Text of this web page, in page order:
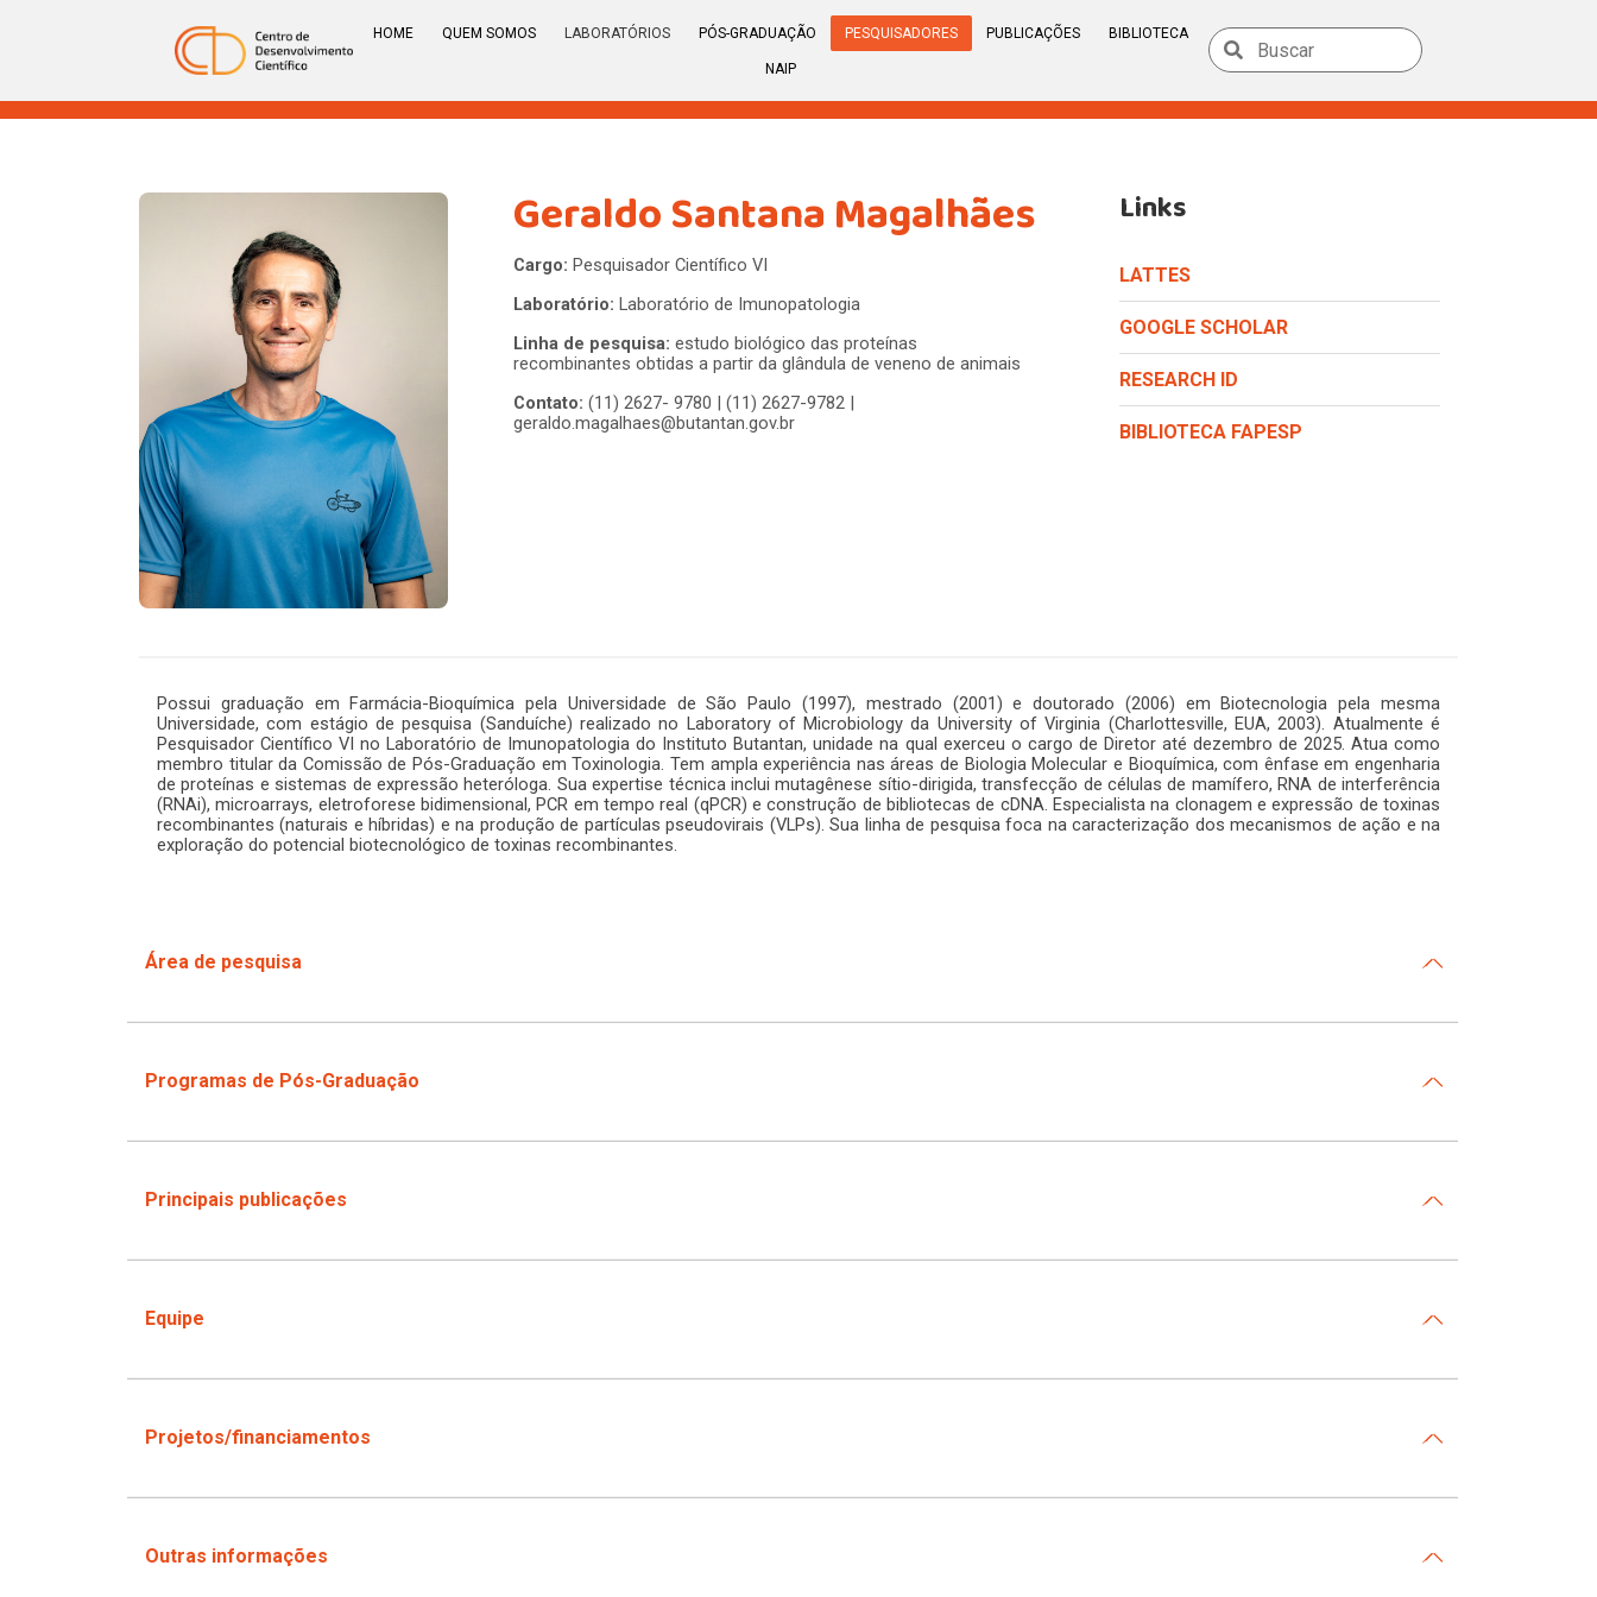
HOME QUEM SOMOS LABORATÓRIOS PÓS-GRADUAÇÃO PESQUISADORES PUBLICAÇÕES BIBLIOTECA
NAIP
Geraldo Santana Magalhães
Cargo: Pesquisador Científico VI
Laboratório: Laboratório de Imunopatologia
Linha de pesquisa: estudo biológico das proteínas
recombinantes obtidas a partir da glândula de veneno de animais
Contato: (11) 2627- 9780 | (11) 2627-9782 |
geraldo.magalhaes@butantan.gov.br
Links
LATTES
GOOGLE SCHOLAR
RESEARCH ID
BIBLIOTECA FAPESP
Possui graduação em Farmácia-Bioquímica pela Universidade de São Paulo (1997), mestrado (2001) e doutorado (2006) em Biotecnologia pela mesma
Universidade, com estágio de pesquisa (Sanduíche) realizado no Laboratory of Microbiology da University of Virginia (Charlottesville, EUA, 2003). Atualmente é
Pesquisador Científico VI no Laboratório de Imunopatologia do Instituto Butantan, unidade na qual exerceu o cargo de Diretor até dezembro de 2025. Atua como
membro titular da Comissão de Pós-Graduação em Toxinologia. Tem ampla experiência nas áreas de Biologia Molecular e Bioquímica, com ênfase em engenharia
de proteínas e sistemas de expressão heteróloga. Sua expertise técnica inclui mutagênese sítio-dirigida, transfecção de células de mamífero, RNA de interferência
(RNAi), microarrays, eletroforese bidimensional, PCR em tempo real (qPCR) e construção de bibliotecas de cDNA. Especialista na clonagem e expressão de toxinas
recombinantes (naturais e híbridas) e na produção de partículas pseudovirais (VLPs). Sua linha de pesquisa foca na caracterização dos mecanismos de ação e na
exploração do potencial biotecnológico de toxinas recombinantes.
Área de pesquisa
Programas de Pós-Graduação
Principais publicações
Equipe
Projetos/financiamentos
Outras informações